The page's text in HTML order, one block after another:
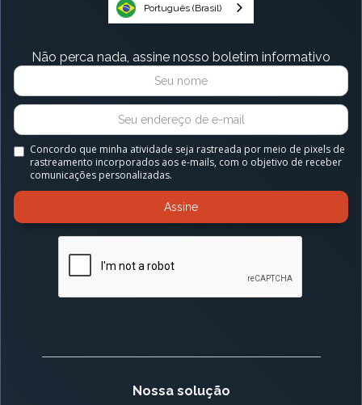
Português (Brasil)
Não perca nada, assine nosso boletim informativo
Concordo que minha atividade seja rastreada por meio de pixels de
rastreamento incorporados aos e-mails, com o objetivo de receber
comunicações personalizadas.
Nossa solução